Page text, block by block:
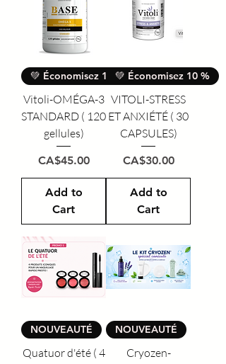
💚 Économisez 10 %
Vitoli-OMÉGA-3
STANDARD ( 120
gellules)
Price
CA$45.00
Add to
Cart
💚 Économisez 10 %
VITOLI-STRESS
ET ANXIÉTÉ ( 30
CAPSULES)
Price
CA$30.00
Add to
Cart
NOUVEAUTÉ
Quatuor d'été ( 4
NOUVEAUTÉ
Cryozen-